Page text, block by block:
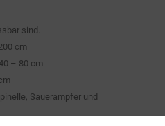
sind.
cm
– 80 cm
Sauerampfer und